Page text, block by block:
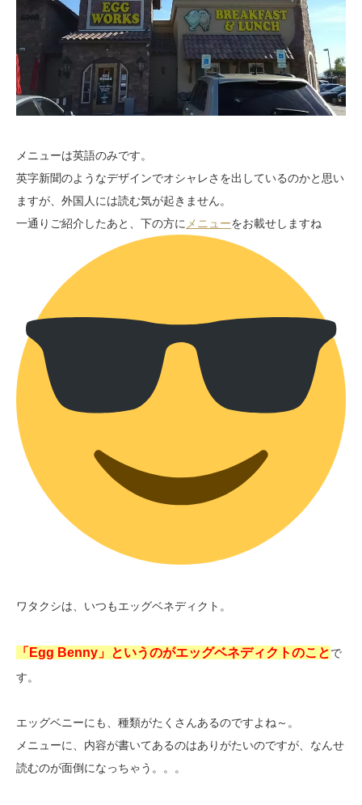
メニューは英語のみです。
英字新聞のようなデザインでオシャレさを出しているのかと思い
ますが、外国人には読む気が起きません。
一通りご紹介したあと、下の方に メニューをお載せしますね
ワタクシは、いつもエッグベネディクト。
「Egg Benny」というのがエッグベネディクトのことで
す。
エッグベニーにも、種類がたくさんあるのですよね～。
メニューに、内容が書いてあるのはありがたいのですが、なんせ
読むのが面倒になっちゃう。。。